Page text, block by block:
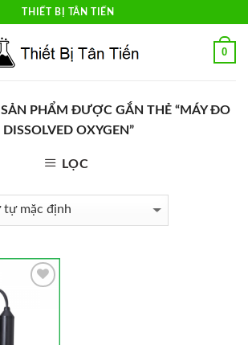
THIẾT BỊ TÂN TIẾN
0
SẢN PHẨM ĐƯỢC GẮN THẺ “MÁY ĐO
DISSOLVED OXYGEN”
LỌC